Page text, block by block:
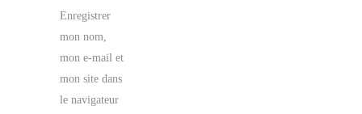
Enregistrer
mon nom,
mon e-mail et
mon site dans
le navigateur